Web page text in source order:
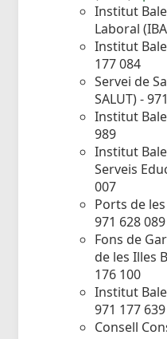
Institut
Laboral
Institut
177 084
Servei de
SALUT) -
Institut
989
Institut
Serveis
007
Ports de
971 628 089
Fons de
de les Illes
176 100
Institut
971 177 639
Consell